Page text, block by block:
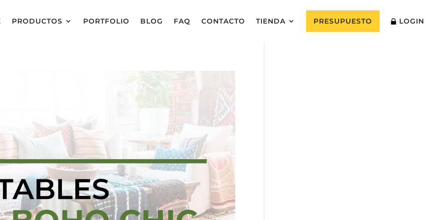
PRODUCTOS PORTFOLIO BLOG FAQ CONTACTO TIENDA PRESUPUESTO LOGIN